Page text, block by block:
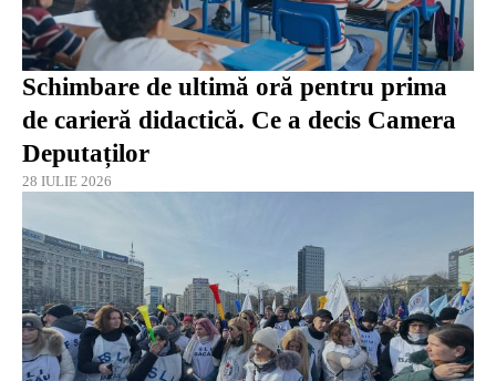
Schimbare de ultimă oră pentru prima
de carieră didactică. Ce a decis Camera
Deputaților
28 IULIE 2026